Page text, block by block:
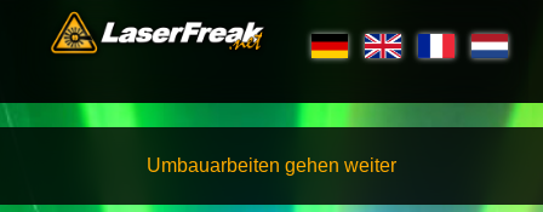
Umbauarbeiten gehen weiter